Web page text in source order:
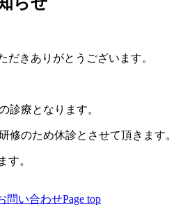
だきありがとうございます。
診療となります。
修のため休診とさせて頂きます。
す。
問い合わせPage top